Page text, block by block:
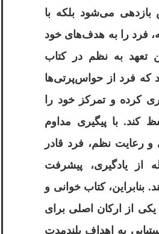
بازدهی می‌شود بلکه با
فرد را به هدف‌های خود
تعهد به نظم در کتاب
فرد از حواس‌پرتی‌ها
کرده و تمرکز خود را
کند. با پیگیری مداوم
و رعایت نظم، فرد قادر
از یادگیری، پیشرفت
بنابراین، کتاب خوانی و
یکی از ارکان اصلی برای
به اهداف بلندمدت